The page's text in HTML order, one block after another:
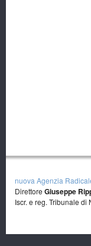
nuova Agenzia
Direttore Giuseppe
Iscr. e reg. Tribunale